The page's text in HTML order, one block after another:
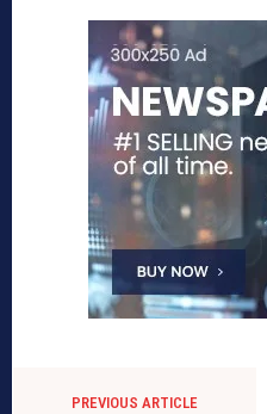
PREVIOUS ARTICLE